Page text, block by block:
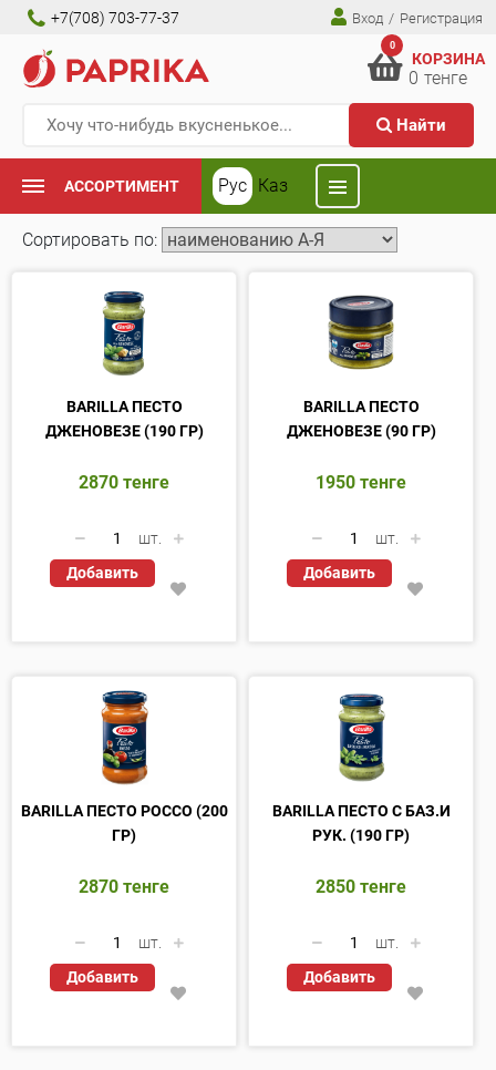
+7(708) 703-77-37 Вход / Регистрация
Найти
0
КОРЗИНА
0 тенге
АССОРТИМЕНТ Рус Каз
Сортировать по:
BARILLA ПЕСТО
ДЖЕНОВЕЗЕ (190 ГР)
2870 тенге
шт.
Добавить
BARILLA ПЕСТО
ДЖЕНОВЕЗЕ (90 ГР)
1950 тенге
шт.
Добавить
BARILLA ПЕСТО РОССО (200
ГР)
2870 тенге
шт.
Добавить
BARILLA ПЕСТО С БАЗ.И
РУК. (190 ГР)
2850 тенге
шт.
Добавить